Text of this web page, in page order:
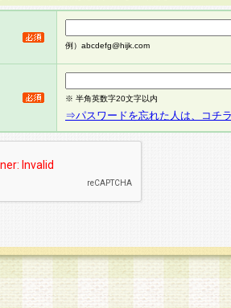
例）abcdefg@hijk.com
※ 半角英数字20文字以内
⇒パスワードを忘れた人は、コチ